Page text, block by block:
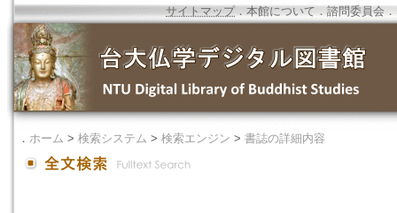
サイトマップ．本館について ． 諮問委員会 ．
． ホーム > 検索システム > 検索エンジン > 書誌の詳細内容